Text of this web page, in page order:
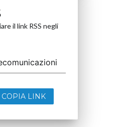
il link RSS negli
COPIA LINK